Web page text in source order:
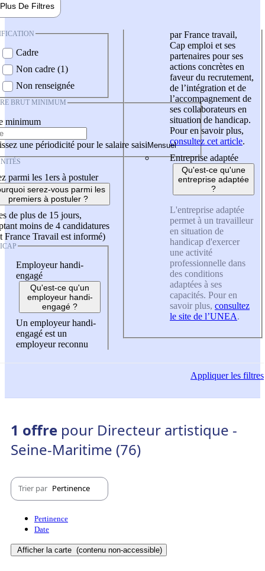
Plus De Filtres
Cadre
Non cadre (1)
Non renseignée
BRUT MINIMUM
minimum
une périodicité pour le salaire saisi
parmi les 1ers à postuler
serez-vous parmi les
premiers à postuler ?
de plus de 15 jours,
moins de 4 candidatures
France Travail est informé)
Employeur handi-
engagé
Qu'est-ce qu'un
employeur handi-
engagé ?
Un employeur handi-
engagé est un
employeur reconnu
par France travail,
Cap emploi et ses
partenaires pour ses
actions concrètes en
faveur du recrutement,
de l’intégration et de
l’accompagnement de
ses collaborateurs en
situation de handicap.
Pour en savoir plus,
consultez cet article.
Entreprise adaptée
Qu'est-ce qu'une
entreprise adaptée
?
L'entreprise adaptée
permet à un travailleur
en situation de
handicap d'exercer
une activité
professionnelle dans
des conditions
adaptées à ses
capacités. Pour en
savoir plus, consultez
le site de l’UNEA.
Appliquerles filtres
1 offre pour Directeur artistique -
Seine-Maritime (76)
Trier par Pertinence
Pertinence
Date
Afficher la carte (contenu non-accessible)